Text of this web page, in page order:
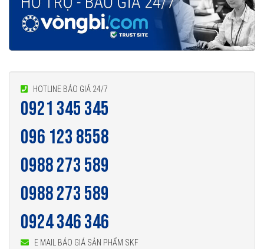
HOTLINE BÁO GIÁ 24/7
0921 345 345
096 123 8558
0988 273 589
0988 273 589
0924 346 346
E MAIL BÁO GIÁ SẢN PHẨM SKF